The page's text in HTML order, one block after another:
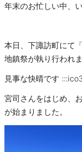
年末のお忙しい中、
本日、下諏訪町にて
地鎮祭が執り行われま
見事な快晴です
宮司さんをはじめ、
が始まりました。